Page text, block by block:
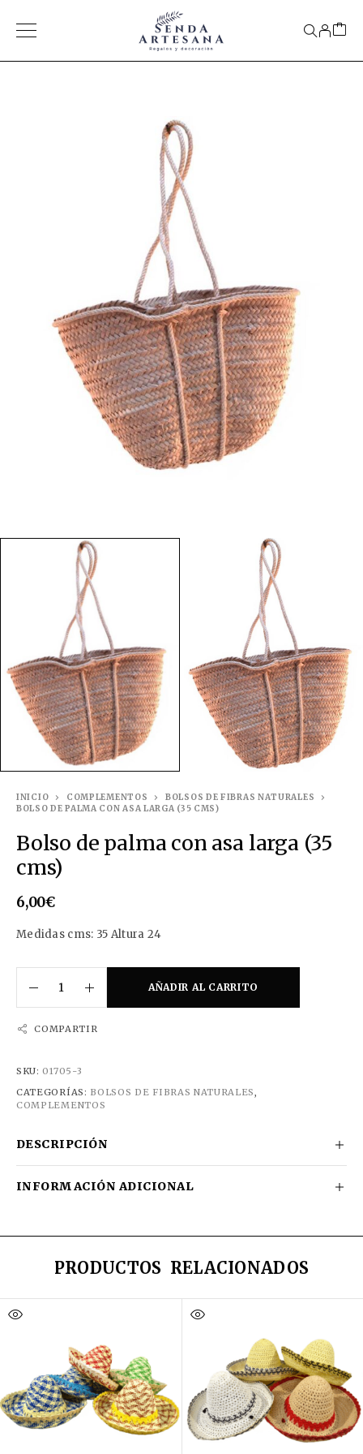
INICIO COMPLEMENTOS
BOLSOS DE FIBRAS NATURALES
BOLSO DE PALMA CON ASA LARGA (35 CMS)
Bolso de palma con asa larga (35
cms)
6,00€
Medidas cms: 35 Altura 24
AÑADIR AL CARRITO
COMPARTIR
SKU:01705-3
CATEGORÍAS: BOLSOS DE FIBRAS NATURALES,
COMPLEMENTOS
DESCRIPCIÓN
INFORMACIÓN ADICIONAL
PRODUCTOS RELACIONADOS